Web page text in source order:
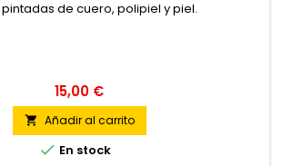
de cuero, polipiel y piel.
15,00 €
 Añadir al carrito
 En stock